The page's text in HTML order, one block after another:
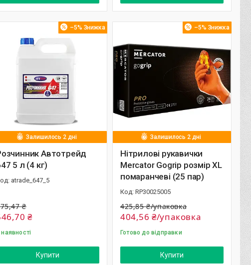
–5%
Залишилось 2 дні
Автотрейд
5 л (4 кг)
atrade_647_5
₴
₴
наявності
Купити
–5%
Залишилось 2 дні
Нітрилові рукавички
Mercator Gogrip розмір XL
помаранчеві (25 пар)
RP30025005
425,85 ₴/упаковка
404,56 ₴/упаковка
Готово до відправки
Купити